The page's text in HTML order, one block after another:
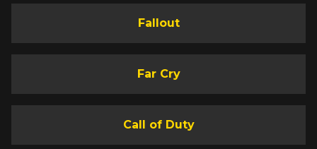
Fallout
Far Cry
Call of Duty